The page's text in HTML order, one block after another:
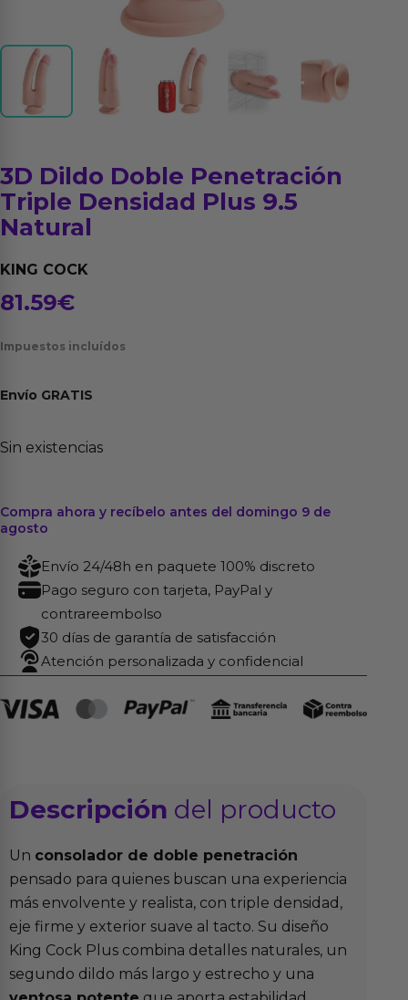
3D Dildo Doble Penetración
Triple Densidad Plus 9.5
Natural
KING COCK
81.59€
Impuestos incluídos
Envío GRATIS
Sin existencias
Compra ahora y recíbelo antes del domingo 9 de
agosto
Envío 24/48h en paquete 100% discreto
Pago seguro con tarjeta, PayPal y
contrareembolso
30 días de garantía de satisfacción
Atención personalizada y confidencial
Descripción del producto
Un consolador de doble penetración
pensado para quienes buscan una experiencia
más envolvente y realista, con triple densidad,
eje firme y exterior suave al tacto. Su diseño
King Cock Plus combina detalles naturales, un
segundo dildo más largo y estrecho y una